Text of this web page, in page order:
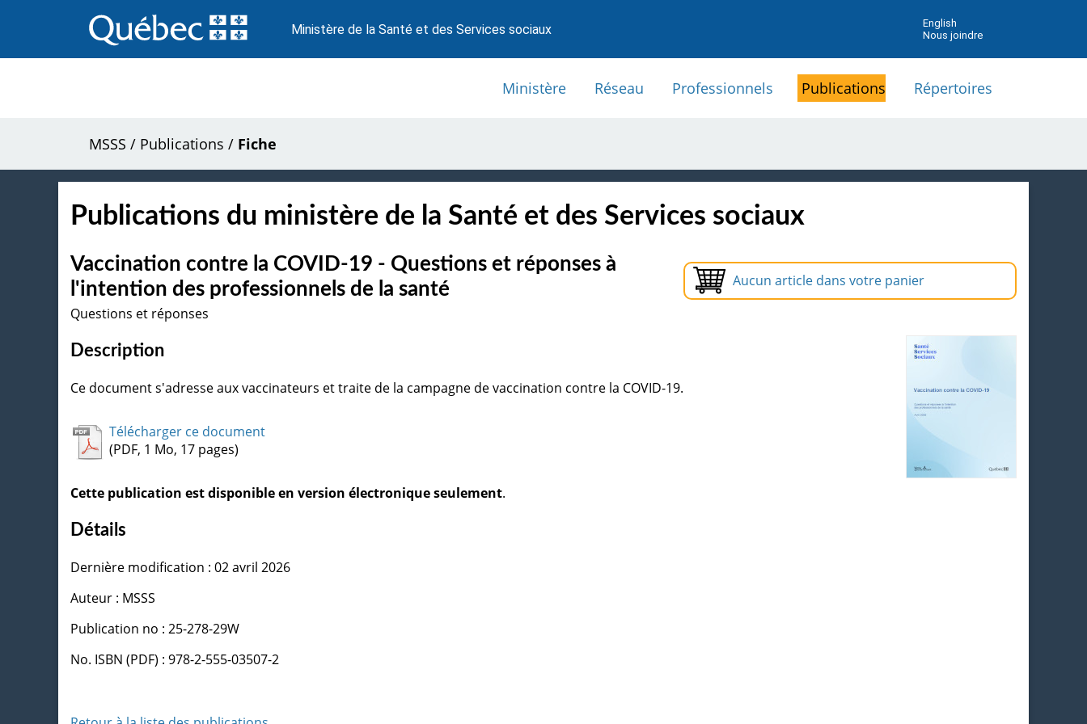
au
contenu
Ministère de la Santé et des Services sociaux
English
Nous joindre
Ministère Réseau Professionnels Publications Répertoires
MSSS / Publications / Fiche
Publications du ministère de la Santé et des Services sociaux
Aucun article dans votre panier
Vaccination contre la COVID-19 - Questions et réponses à
l'intention des professionnels de la santé
Questions et réponses
Description
Ce document s'adresse aux vaccinateurs et traite de la campagne de vaccination contre la COVID-19.
Télécharger ce document
(PDF, 1 Mo, 17 pages)
Cette publication est disponible en version électronique seulement.
Détails
Dernière modification : 02 avril 2026
Auteur : MSSS
Publication no : 25-278-29W
No. ISBN (PDF) : 978-2-555-03507-2